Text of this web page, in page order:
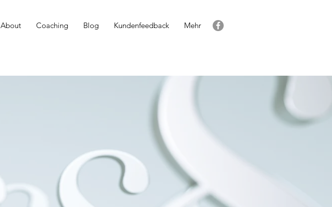
About Coaching Blog Kundenfeedback Mehr